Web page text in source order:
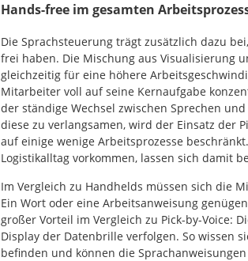
Hands-free im gesamten
Die Sprachsteuerung trägt zusätzlich dazu
frei haben. Die Mischung aus Visualisierung
gleichzeitig für eine höhere
Mitarbeiter voll auf seine Kernaufgabe
der ständige Wechsel zwischen Sprechen
diese zu verlangsamen, wird der Einsatz der
auf einige wenige Arbeitsprozesse
Logistikalltag vorkommen, lassen sich damit
Im Vergleich zu Handhelds müssen sich die
Ein Wort oder eine Arbeitsanweisung
großer Vorteil im Vergleich zu Pick-by-Voice:
Display der Datenbrille verfolgen. So wissen
befinden und können die